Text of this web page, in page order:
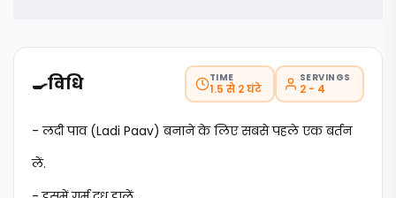
🍳विधि TIME
1.5 से 2 घंटे
SERVINGS
2 - 4
- लदी पाव (Ladi Paav) बनाने के लिए सबसे पहले एक बर्तन
लें.